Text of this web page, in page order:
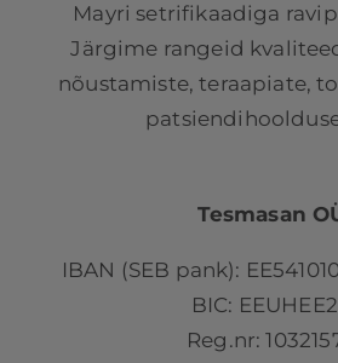
Mayri setrifikaadiga
Järgime rangeid
nõustamiste, teraapiate,
Tesmasan
IBAN (SEB pank):
BIC:
Reg.nr: